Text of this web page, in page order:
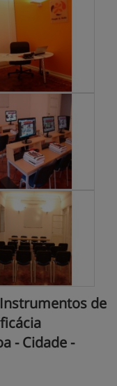
de
- Cidade -